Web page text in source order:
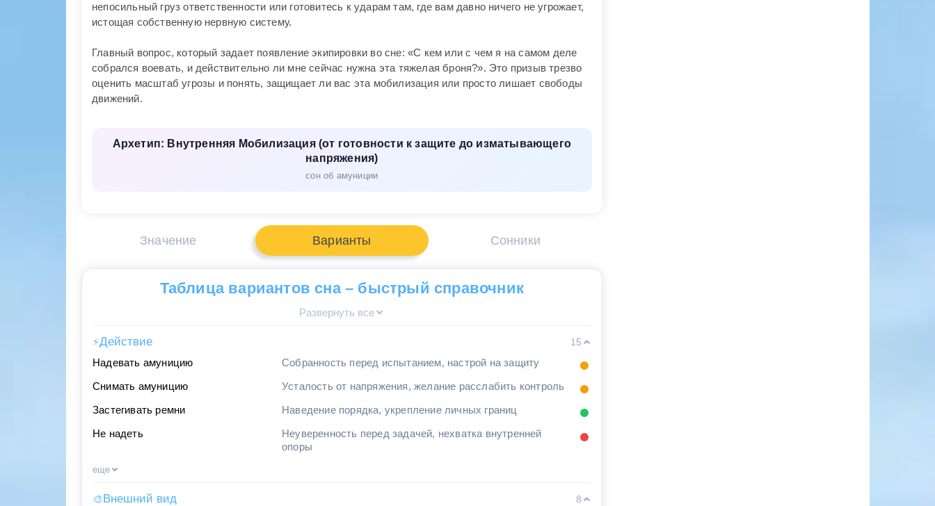
непосильный груз ответственности или готовитесь к ударам там, где вам давно ничего не угрожает,
истощая собственную нервную систему.
Главный вопрос, который задает появление экипировки во сне: «С кем или с чем я на самом деле
собрался воевать, и действительно ли мне сейчас нужна эта тяжелая броня?». Это призыв трезво
оценить масштаб угрозы и понять, защищает ли вас эта мобилизация или просто лишает свободы
движений.
Архетип: Внутренняя Мобилизация (от готовности к защите до изматывающего
напряжения)
сон об амуниции
Значение Варианты Сонники
Таблица вариантов сна – быстрый справочник
Развернуть все
⚡Действие
15
Надевать амуницию
Собранность перед испытанием, настрой на защиту
Снимать амуницию Усталость от напряжения, желание расслабить контроль
Застегивать ремни Наведение порядка, укрепление личных границ
Не надеть
Неуверенность перед задачей, нехватка внутренней
опоры
еще
🎨Внешний вид
8